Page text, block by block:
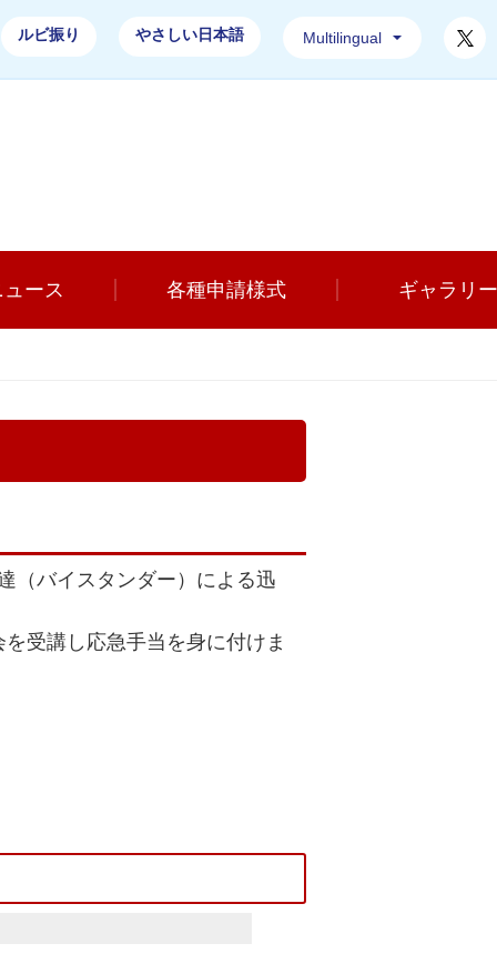
ルビ振り やさしい日本語 Multilingual
ース 各種申請様式 ギャラリー
（バイスタンダー）による迅
受講し応急手当を身に付けま